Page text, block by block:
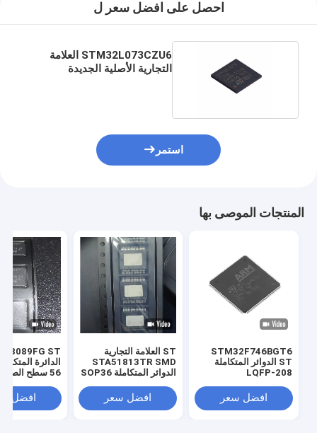
احصل على افضل سعر ل
STM32L073CZU6 العلامة
التجارية الأصلية الجديدة
استمر
المنتجات الموصى بها
STM32F746BGT6
ST الدوائر المتكاملة
LQFP-208
افضل سعر
ST العلامة التجارية
STA51813TR SMD
الدوائر المتكاملة SOP36
افضل سعر
ST
56 سطح الصعود
افضل